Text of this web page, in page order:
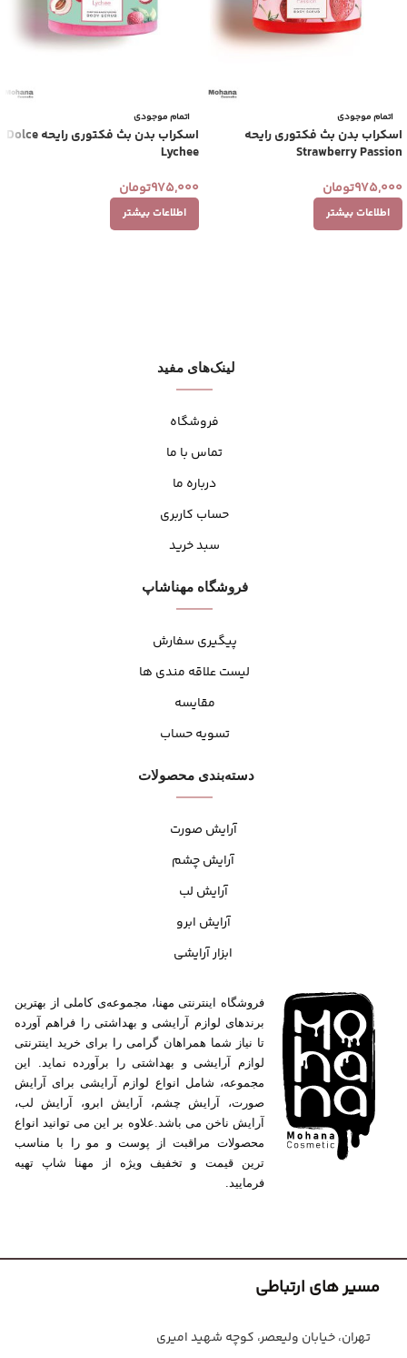
اتمام موجودی
اسکراب بدن بث فکتوری رایحه
Strawberry Passion
975,000تومان
اطلاعات بیشتر
اتمام موجودی
اسکراب بدن بث فکتوری رایحه Dolce
Lychee
975,000تومان
اطلاعات بیشتر
لینک‌های مفید
فروشگاه
تماس با ما
درباره ما
حساب کاربری
سبد خرید
فروشگاه مهنا‌شاپ
پیگیری سفارش
لیست علاقه مندی ها
مقایسه
تسویه حساب
دسته‌بندی محصولات
آرایش صورت
آرایش چشم
آرایش لب
آرایش ابرو
ابزار آرایشی
فروشگاه اینترنتی مهنا، مجموعه‌ی کاملی از بهترین
برندهای لوازم آرایشی و بهداشتی را فراهم آورده
تا نیاز شما همراهان گرامی را برای خرید اینترنتی
لوازم آرایشی و بهداشتی را برآورده نماید. این
مجموعه، شامل انواع لوازم آرایشی برای آرایش
صورت، آرایش چشم، آرایش ابرو، آرایش لب،
آرایش ناخن می باشد.علاوه بر این می توانید انواع
محصولات مراقبت از پوست و مو را با مناسب
ترین قیمت و تخفیف ویژه از مهنا شاپ تهیه
فرمایید.
مسیر های ارتباطی
تهران، خیابان ولیعصر، کوچه شهید امیری